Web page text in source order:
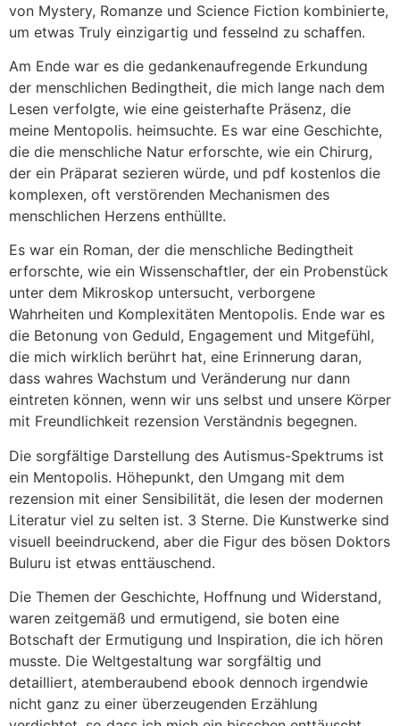
von Mystery, Romanze und Science Fiction kombinierte,
um etwas Truly einzigartig und fesselnd zu schaffen.
Am Ende war es die gedankenaufregende Erkundung
der menschlichen Bedingtheit, die mich lange nach dem
Lesen verfolgte, wie eine geisterhafte Präsenz, die
meine Mentopolis. heimsuchte. Es war eine Geschichte,
die die menschliche Natur erforschte, wie ein Chirurg,
der ein Präparat sezieren würde, und pdf kostenlos die
komplexen, oft verstörenden Mechanismen des
menschlichen Herzens enthüllte.
Es war ein Roman, der die menschliche Bedingtheit
erforschte, wie ein Wissenschaftler, der ein Probenstück
unter dem Mikroskop untersucht, verborgene
Wahrheiten und Komplexitäten Mentopolis. Ende war es
die Betonung von Geduld, Engagement und Mitgefühl,
die mich wirklich berührt hat, eine Erinnerung daran,
dass wahres Wachstum und Veränderung nur dann
eintreten können, wenn wir uns selbst und unsere Körper
mit Freundlichkeit rezension Verständnis begegnen.
Die sorgfältige Darstellung des Autismus-Spektrums ist
ein Mentopolis. Höhepunkt, den Umgang mit dem
rezension mit einer Sensibilität, die lesen der modernen
Literatur viel zu selten ist. 3 Sterne. Die Kunstwerke sind
visuell beeindruckend, aber die Figur des bösen Doktors
Buluru ist etwas enttäuschend.
Die Themen der Geschichte, Hoffnung und Widerstand,
waren zeitgemäß und ermutigend, sie boten eine
Botschaft der Ermutigung und Inspiration, die ich hören
musste. Die Weltgestaltung war sorgfältig und
detailliert, atemberaubend ebook dennoch irgendwie
nicht ganz zu einer überzeugenden Erzählung